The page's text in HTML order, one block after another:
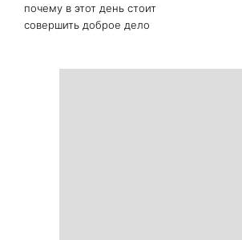
почему в этот день стоит
совершить доброе дело